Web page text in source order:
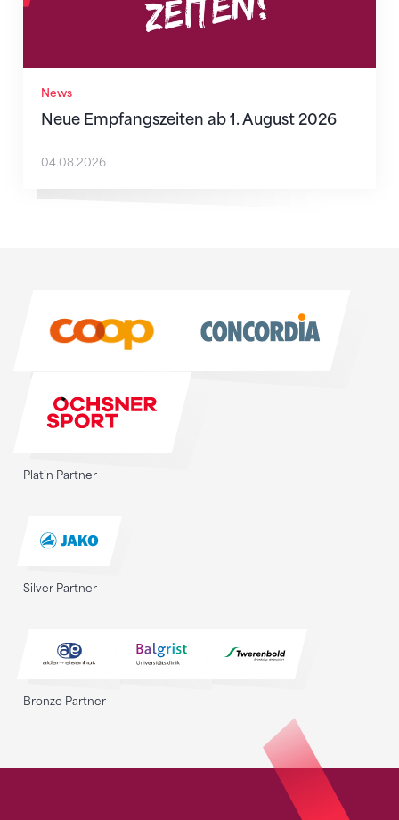
News
Neue Empfangszeiten ab 1. August 2026
04.08.2026
Platin Partner
Silver Partner
Bronze Partner